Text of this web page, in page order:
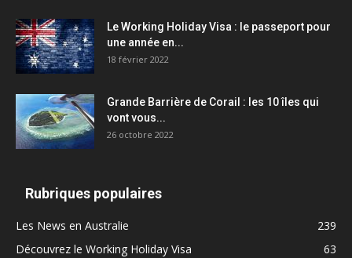
Le Working Holiday Visa : le passeport pour
une année en...
18 février 2022
Grande Barrière de Corail : les 10 îles qui
vont vous...
26 octobre 2022
Rubriques populaires
Les News en Australie
239
Découvrez le Working Holiday Visa
63